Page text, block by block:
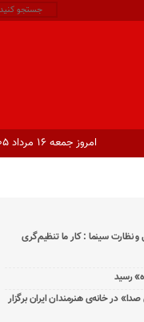
امروز جمعه ۱۶ مرداد ۱۴۰۵ - Friday 7 August 2026
و نظارت سینما : کار ما تنظیم‌گری
در خانه‌ی هنرمندان ایران برگزار